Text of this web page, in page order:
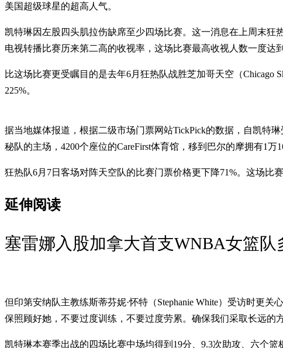
美国超级球星的超高人气。
凯特琳因左股四头肌拉伤缺席至少四场比赛。这一消息在上周末狂
电视转播比赛历来第二高的收视率，这场比赛最高收视人数一度达到
比这场比赛更受瞩目的是去年6月狂热队战胜芝加哥天空（Chicago
225%。
据当地媒体报道，根据二级市场门票网站TickPick的数据，自凯特
秘队的主场，4200个座位的CareFirst体育馆，移到巴尔的摩拥有1
狂热队6月7日客场对阵天空队的比赛门票价格更下降71%。这场比
延伸阅读
塞雷娜入股加拿大首支WNBA女篮队
但印第安纳队主教练斯蒂芬妮·怀特（Stephanie White）受访时更
保照顾好她，不要过度训练，不要过度劳累。确保我们采取长远
凯特琳本赛季出战的四场比赛中场均得到19分、9.3次助攻、六个